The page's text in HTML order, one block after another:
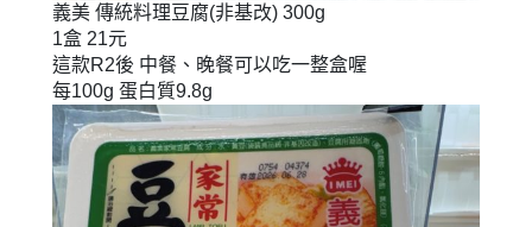
義美 傳統料理豆腐(非基改) 300g
1盒 21元
這款R2後 中餐、晚餐可以吃一整盒喔
每100g 蛋白質9.8g